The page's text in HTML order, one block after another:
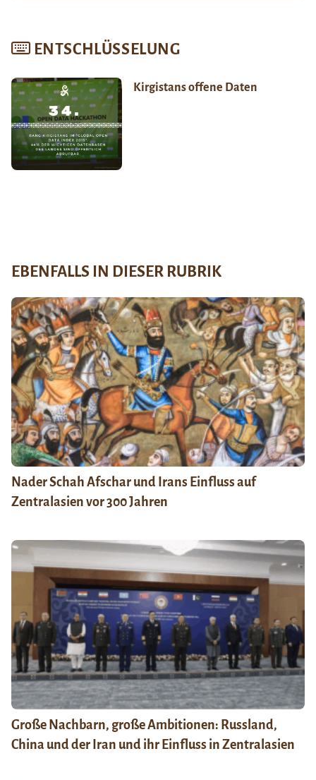
ENTSCHLÜSSELUNG
Kirgistans offene Daten
EBENFALLS IN DIESER RUBRIK
Nader Schah Afschar und Irans Einfluss auf
Zentralasien vor 300 Jahren
Große Nachbarn, große Ambitionen: Russland,
China und der Iran und ihr Einfluss in Zentralasien